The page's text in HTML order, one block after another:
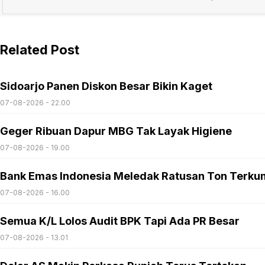
Related Post
Sidoarjo Panen Diskon Besar Bikin Kaget
07-08-2026 - 22.00
Geger Ribuan Dapur MBG Tak Layak Higiene
07-08-2026 - 19.00
Bank Emas Indonesia Meledak Ratusan Ton
07-08-2026 - 16.00
Semua K/L Lolos Audit BPK Tapi Ada PR Besar
07-08-2026 - 13.01